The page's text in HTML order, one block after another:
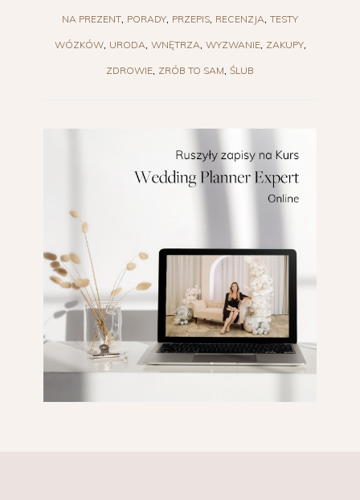
NA PREZENT PORADY PRZEPIS RECENZJA TESTY
WÓZKÓW URODA WNĘTRZA WYZWANIE ZAKUPY
ZDROWIE ZRÓB TO SAM ŚLUB